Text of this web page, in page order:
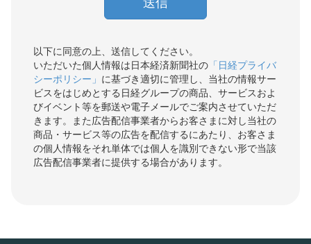
以下に同意の上、送信してください。
いただいた個人情報は日本経済新聞社の 「日経プライバ
シーポリシー」 に基づき適切に管理し、当社の情報サー
ビスをはじめとする日経グループの商品、サービスおよ
びイベント等を郵送や電子メールでご案内させていただ
きます。また広告配信事業者からお客さまに対し当社の
商品・サービス等の広告を配信するにあたり、お客さま
の個人情報をそれ単体では個人を識別できない形で当該
広告配信事業者に提供する場合があります。